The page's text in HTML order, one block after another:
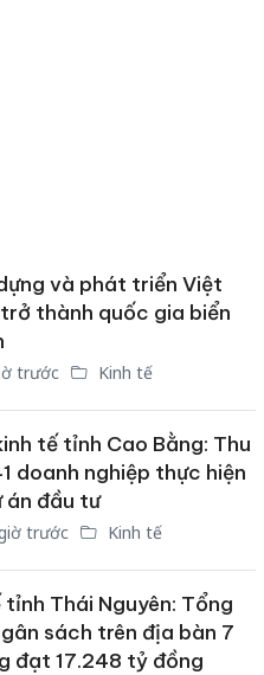
và phát triển Việt
thành quốc gia biển
trước Kinh tế
tế tỉnh Cao Bằng: Thu
doanh nghiệp thực hiện
án đầu tư
trước Kinh tế
tỉnh Thái Nguyên: Tổng
sách trên địa bàn 7
đạt 17.248 tỷ đồng